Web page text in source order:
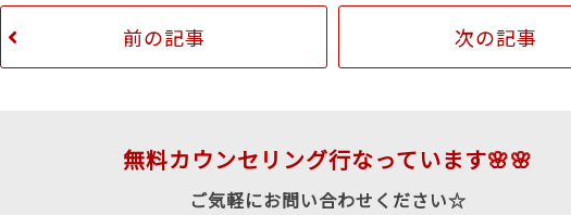
前の記事 次の記事
無料カウンセリング行なっています🌸🌸
ご気軽にお問い合わせください☆